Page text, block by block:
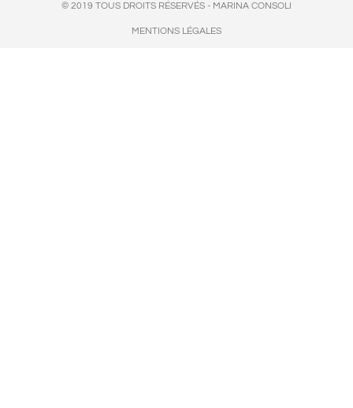
© 2019 TOUS DROITS RÉSERVÉS - MARINA CONSOLI
MENTIONS LÉGALES